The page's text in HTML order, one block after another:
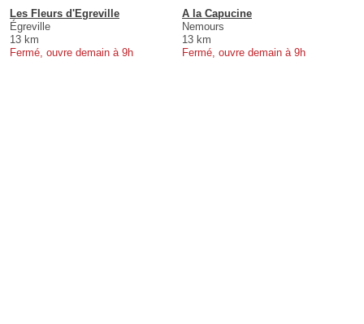
Les Fleurs d'Egreville
Égreville
13 km
Fermé, ouvre demain à 9h
A la Capucine
Nemours
13 km
Fermé, ouvre demain à 9h